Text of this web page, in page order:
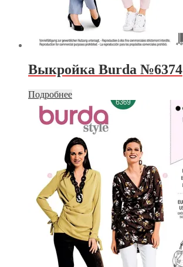
Выкройка Burda №6374
Подробнее